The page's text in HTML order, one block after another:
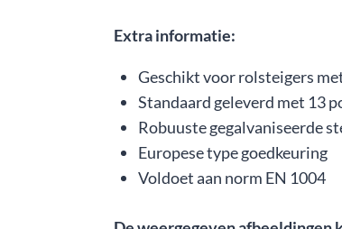
Extra informatie:
Geschikt voor rolsteigers
Standaard geleverd met 13
Robuuste gegalvaniseerde
Europese type goedkeuring
Voldoet aan norm EN 1004